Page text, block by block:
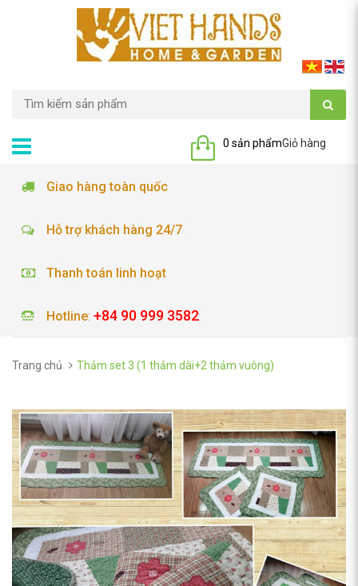
Giỏ hàng
0 sản phẩm
Giao hàng toàn quốc
Hỗ trợ khách hàng 24/7
Thanh toán linh hoạt
Hotline: +84 90 999 3582
Trang chủ Thảm set 3 (1 thảm dài+2 thảm vuông)